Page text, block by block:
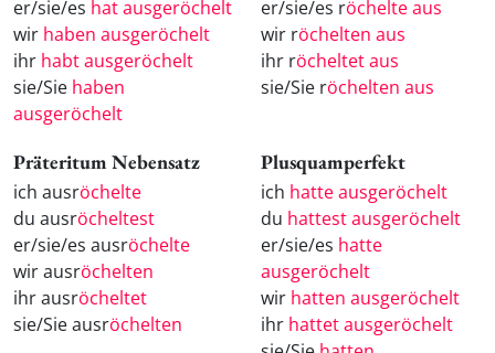
er/sie/es hat ausgeröchelt
wir haben ausgeröchelt
ihr habt ausgeröchelt
sie/Sie haben
ausgeröchelt
er/sie/es röchelte aus
wir röchelten aus
ihr röcheltet aus
sie/Sie röchelten aus
Präteritum Nebensatz
ich ausröchelte
du ausröcheltest
er/sie/es ausröchelte
wir ausröchelten
ihr ausröcheltet
sie/Sie ausröchelten
Plusquamperfekt
ich hatte ausgeröchelt
du hattest ausgeröchelt
er/sie/es hatte
ausgeröchelt
wir hatten ausgeröchelt
ihr hattet ausgeröchelt